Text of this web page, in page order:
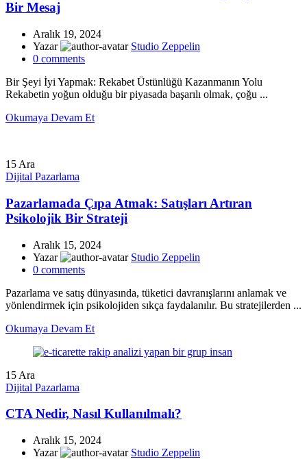
Bir Mesaj
Aralık 19, 2024
Yazar
Studio Zeppelin
0 comments
Bir Şeyi İyi Yapmak: Rekabet Üstünlüğü Kazanmanın Yolu
Rekabetin yoğun olduğu bir piyasada başarılı olmak, çoğu ...
Okumaya Devam Et
15 Ara
Dijital Pazarlama
Pazarlamada Çıpa Atmak: Satışları Artıran
Psikolojik Bir Strateji
Aralık 15, 2024
Yazar
Studio Zeppelin
0 comments
Pazarlama ve satış dünyasında, tüketici davranışlarını anlamak ve
yönlendirmek için psikolojiden sıkça faydalanılır. Bu stratejilerden ...
Okumaya Devam Et
15 Ara
Dijital Pazarlama
CTA Nedir, Nasıl Kullanılmalı?
Aralık 15, 2024
Yazar
Studio Zeppelin